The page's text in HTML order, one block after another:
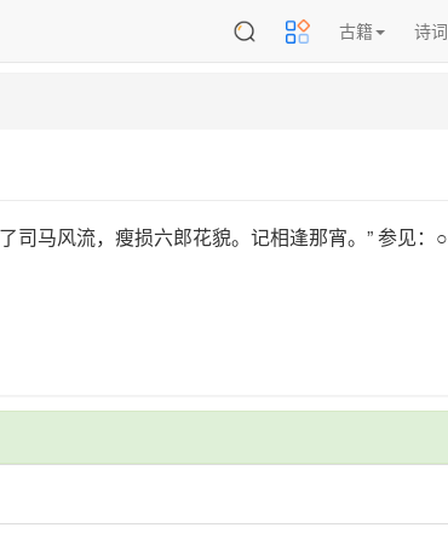
古籍 诗词
司马风流，瘦损六郎花貌。记相逢那宵。” 参见：○